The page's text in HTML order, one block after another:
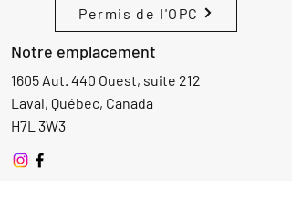
Permis de l'OPC
Notre emplacement
1605 Aut. 440 Ouest, suite 212
Laval, Québec, Canada
H7L 3W3